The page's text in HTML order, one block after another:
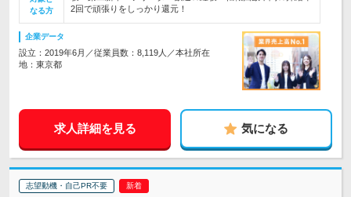
なる方
2回で頑張りをしっかり還元！
企業データ
設立：2019年6月／従業員数：8,119人／本社所在
地：東京都
求人詳細を見る 気になる
志望動機・自己PR不要